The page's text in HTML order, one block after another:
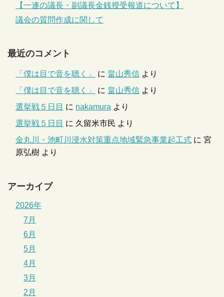
【一連の議長・副議長金銭授受報道について】
議会の質問作成に関して
最近のコメント
「僕は目で音を聴く」 に 畠山秀信 より
「僕は目で音を聴く」
に 畠山秀信 より
選挙戦５日目 に nakamura より
選挙戦５日目 に 久留米市民 より
金丸川・池町川浸水対策重点地域緊急事業起工式 に 宮
原弘樹 より
アーカイブ
2026年
7月
6月
5月
4月
3月
2月